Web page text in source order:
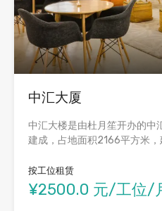
中汇大厦
中汇大楼是由杜月笙开办的中
建成，占地面积2166平方米
按工位租赁
¥2500.0 元/工位/